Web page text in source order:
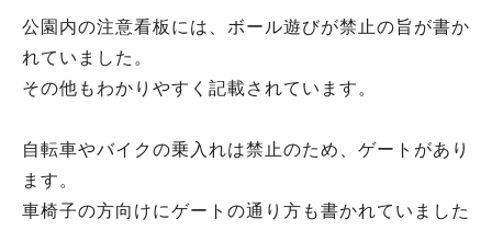
公園内の注意看板には、ボール遊びが禁止の旨が書か
れていました。
その他もわかりやすく記載されています。
自転車やバイクの乗入れは禁止のため、ゲートがあり
ます。
車椅子の方向けにゲートの通り方も書かれていました